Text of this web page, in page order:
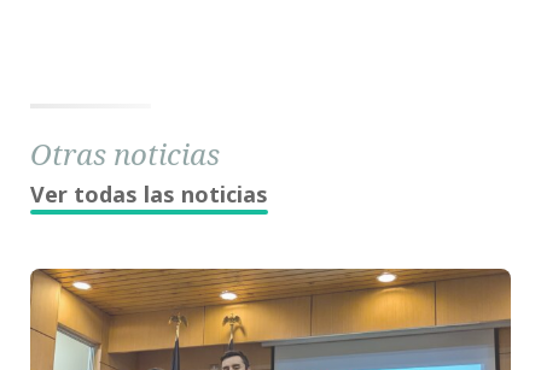
Otras noticias
Ver todas las noticias